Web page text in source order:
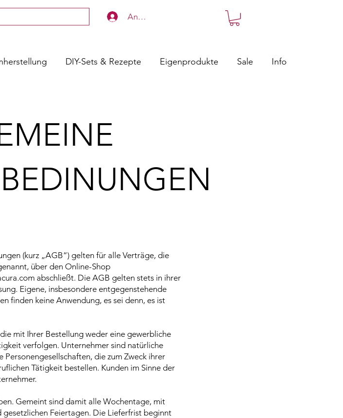
Anmelden
DIY-Sets & Rezepte Eigenprodukte Sale Info
(kurz „AGB“) gelten für alle Verträge, die
über den Online-Shop
abschließt. Die AGB gelten stets in ihrer
Eigene, insbesondere entgegenstehende
finden keine Anwendung, es sei denn, es ist
mit Ihrer Bestellung weder eine gewerbliche
verfolgen. Unternehmer sind natürliche
die zum Zweck ihrer
Tätigkeit bestellen. Kunden im Sinne der
Gemeint sind damit alle Wochentage, mit
gesetzlichen Feiertagen. Die Lieferfrist beginnt